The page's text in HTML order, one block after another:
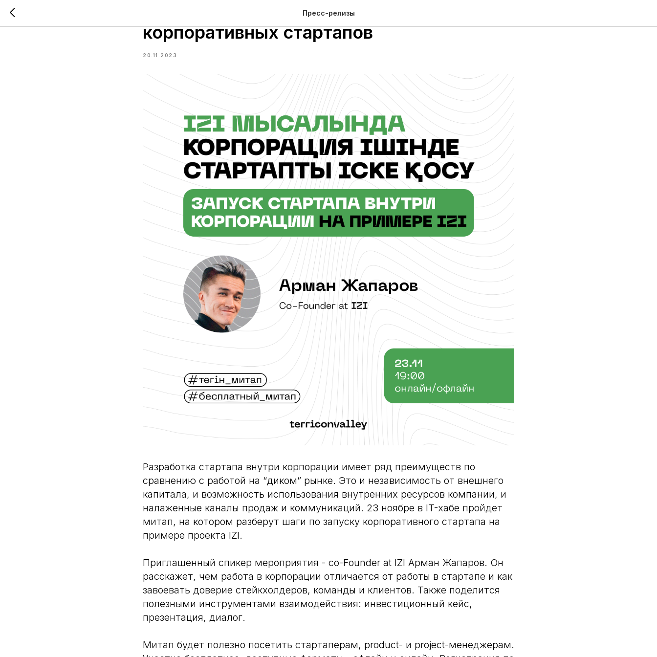
Пресс-релизы
Спикер расскажет о запуске
корпоративных стартапов
20.11.2023
Разработка стартапа внутри корпорации имеет ряд преимуществ по
сравнению с работой на “диком” рынке. Это и независимость от внешнего
капитала, и возможность использования внутренних ресурсов компании, и
налаженные каналы продаж и коммуникаций. 23 ноябре в IT-хабе пройдет
митап, на котором разберут шаги по запуску корпоративного стартапа на
примере проекта IZI.
Приглашенный спикер мероприятия - сo-Founder at IZI Арман Жапаров. Он
расскажет, чем работа в корпорации отличается от работы в стартапе и как
завоевать доверие стейкхолдеров, команды и клиентов. Также поделится
полезными инструментами взаимодействия: инвестиционный кейс,
презентация, диалог.
Митап будет полезно посетить стартаперам, product- и project-менеджерам.